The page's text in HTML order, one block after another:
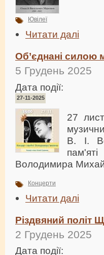
Ювілеї
Читати далі
Об’єднані силою
5 Грудень 2025
Дата події:
27-11-2025
27
В. І.
Володимира
Концерти
Читати далі
Різдвяний політ
2 Грудень 2025
Дата події: